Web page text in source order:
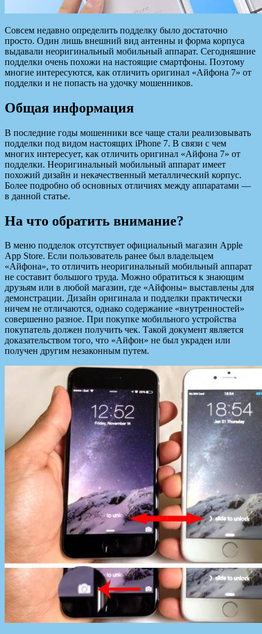
Совсем недавно определить подделку было достаточно
просто. Один лишь внешний вид антенны и форма корпуса
выдавали неоригинальный мобильный аппарат. Сегодняшние
подделки очень похожи на настоящие смартфоны. Поэтому
многие интересуются, как отличить оригинал «Айфона 7» от
подделки и не попасть на удочку мошенников.
Общая информация
В последние годы мошенники все чаще стали реализовывать
подделки под видом настоящих iPhone 7. В связи с чем
многих интересует, как отличить оригинал «Айфона 7» от
подделки. Неоригинальный мобильный аппарат имеет
похожий дизайн и некачественный металлический корпус.
Более подробно об основных отличиях между аппаратами —
в данной статье.
На что обратить внимание?
В меню подделок отсутствует официальный магазин Apple
App Store. Если пользователь ранее был владельцем
«Айфона», то отличить неоригинальный мобильный аппарат
не составит большого труда. Можно обратиться к знающим
друзьям или в любой магазин, где «Айфоны» выставлены для
демонстрации. Дизайн оригинала и подделки практически
ничем не отличаются, однако содержание «внутренностей»
совершенно разное. При покупке мобильного устройства
покупатель должен получить чек. Такой документ является
доказательством того, что «Айфон» не был украден или
получен другим незаконным путем.